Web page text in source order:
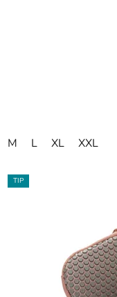
M L XL XXL
TIP